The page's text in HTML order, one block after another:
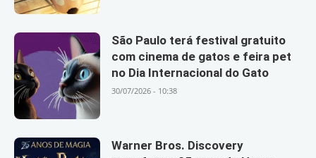
São Paulo terá festival gratuito
com cinema de gatos e feira pet
no Dia Internacional do Gato
30/07/2026 - 10:38
Warner Bros. Discovery